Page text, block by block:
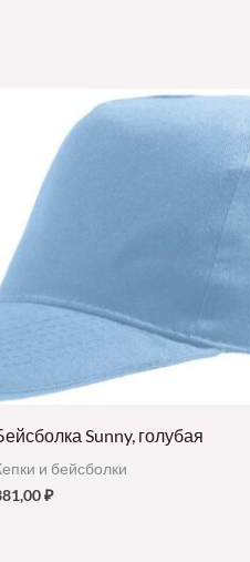
Sunny, голубая
и бейсболки
₽